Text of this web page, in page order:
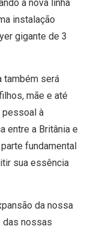
a nova linha
instalação
gigante de 3
também será
mãe e até
pessoal à
entre a Britânia e
fundamental
sua essência
da nossa
das nossas